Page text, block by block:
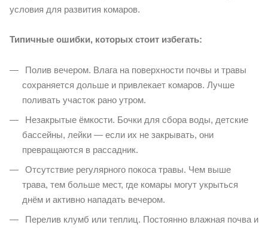
условия для развития комаров.
Типичные ошибки, которых стоит избегать:
Полив вечером. Влага на поверхности почвы и травы
сохраняется дольше и привлекает комаров. Лучше
поливать участок рано утром.
Незакрытые ёмкости. Бочки для сбора воды, детские
бассейны, лейки — если их не закрывать, они
превращаются в рассадник.
Отсутствие регулярного покоса травы. Чем выше
трава, тем больше мест, где комары могут укрыться
днём и активно нападать вечером.
Перелив клумб или теплиц. Постоянно влажная почва и